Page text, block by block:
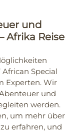
und
Afrika Reise
Special
Experten. Wir
und
werden.
um mehr über
erfahren, und